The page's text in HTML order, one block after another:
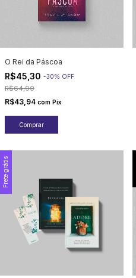
O Rei da Páscoa
R$45,30 -30% OFF
R$64,90
R$43,94 com Pix
Frete grátis